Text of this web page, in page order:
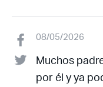
08/05/2026
Muchos
por él y ya